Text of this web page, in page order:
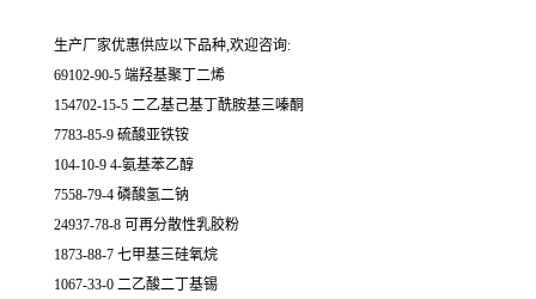
生产厂家优惠供应以下品种,欢迎咨询:
69102-90-5 端羟基聚丁二烯
154702-15-5 二乙基己基丁酰胺基三嗪酮
7783-85-9 硫酸亚铁铵
104-10-9 4-氨基苯乙醇
7558-79-4 磷酸氢二钠
24937-78-8 可再分散性乳胶粉
1873-88-7 七甲基三硅氧烷
1067-33-0 二乙酸二丁基锡